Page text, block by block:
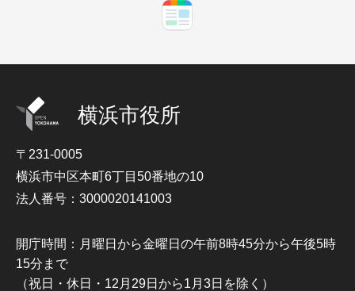
横浜市役所
〒231-0005
横浜市中区本町6丁目50番地の10
法人番号：3000020141003
開庁時間：月曜日から金曜日の午前8時45分から午後5時
15分まで
（祝日・休日・12月29日から1月3日を除く）